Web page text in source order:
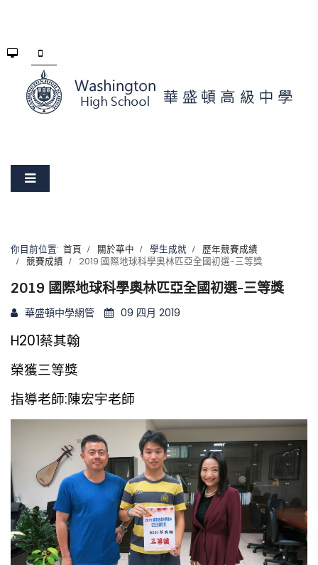
你目前位置: 首頁 關於華中 學生成就
歷年競賽成績
競賽成績
2019 國際地球科學奧林匹亞全國初選-三等獎
2019 國際地球科學奧林匹亞全國初選-三等獎
華盛頓中學網管 09 四月 2019
H201蔡其翰
榮獲三等獎
指導老師:陳宏宇老師